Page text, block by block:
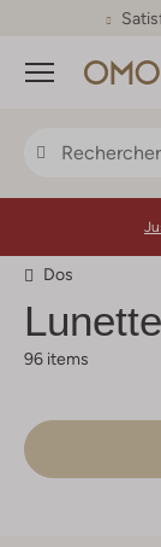
Menu
Dos
96 items